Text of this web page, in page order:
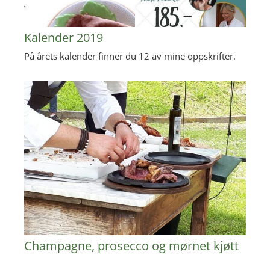
Kalender 2019
På årets kalender finner du 12 av mine oppskrifter.
Champagne, prosecco og mørnet kjøtt